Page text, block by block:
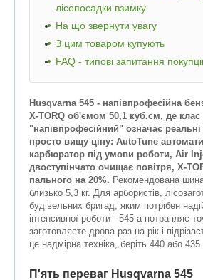
лісопосадки взимку
На що звернути увагу
З цим товаром купують
FAQ - типові запитання
Husqvarna 545 - напівпрофесійна
X-TORQ об'ємом 50,1 куб.см, де клас
"напівпрофесійний" означає
просто вищу ціну: AutoTune
карбюратор під умови роботи, Air
двоступінчато очищає повітря, X-
пального на 20%. Рекомендована
близько 5,3 кг. Для арбористів,
будівельних бригад, яким потрібен
інтенсивної роботи - 545-а потрапляє
заготовляєте дрова раз на рік і
це надмірна техніка, беріть 440 або 435.
П'ять переваг Husqvarna 545